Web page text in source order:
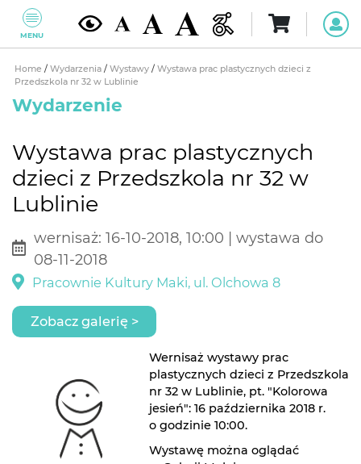
MENU
Home / Wydarzenia / Wystawy / Wystawa prac plastycznych dzieci z
Przedszkola nr 32 w Lublinie
Wydarzenie
Wystawa prac plastycznych
dzieci z Przedszkola nr 32 w
Lublinie
wernisaż: 16-10-2018, 10:00 | wystawa do
08-11-2018
Pracownie Kultury Maki, ul. Olchowa 8
Zobacz galerię >
Wernisaż wystawy prac
plastycznych dzieci z Przedszkola
nr 32 w Lublinie, pt. "Kolorowa
jesień": 16 października 2018 r.
o godzinie 10:00.
Wystawę można oglądać